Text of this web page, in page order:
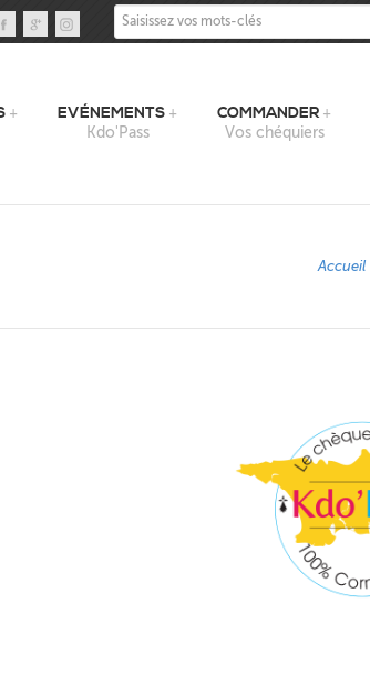
Saisissez vos mots-clés
EVÉNEMENTS
Kdo'Pass
COMMANDER
Vos chéquiers
Accueil